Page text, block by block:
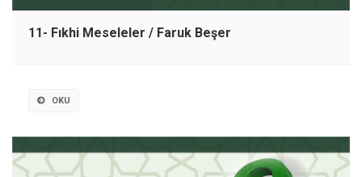
11- Fıkhi Meseleler / Faruk Beşer
OKU